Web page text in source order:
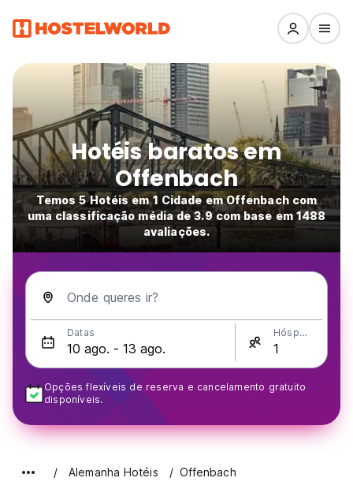
Hotéis baratos em
Offenbach
Temos 5 Hotéis em 1 Cidade em Offenbach com
uma classificação média de 3.9 com base em 1488
avaliações.
Onde queres ir?
Datas Hóspedes
Opções flexíveis de reserva e cancelamento gratuito
disponíveis.
Alemanha Hotéis Offenbach